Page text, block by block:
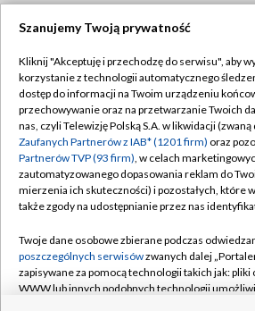
TVP
Abonament TVP
Emisja w TVP
Centrum informacji TVP
Naziemna Telewizja Cyfrowa
Rada Programowa
System NOS
Regulamin TVP
Polityka
Moje zgody
Pomoc
Kontakt
Szanujemy Twoją prywatność
Kliknij "Akceptuję i przechodzę do serwisu", aby
korzystanie z technologii automatycznego
dostęp do informacji na Twoim urządzeniu
przechowywanie oraz na przetwarzanie Twoich
nas, czyli Telewizję Polską S.A. w likwidacji (zwaną
Zaufanych Partnerów z IAB* (1201 firm) oraz
Partnerów TVP (93 firm), w celach
zautomatyzowanego dopasowania reklam do
mierzenia ich skuteczności) i pozostałych, które
także zgody na udostępnianie przez nas
Twoje dane osobowe zbierane podczas
poszczególnych serwisówzwanych dalej
zapisywane za pomocą technologii takich jak:
WWW lub innych podobnych technologii